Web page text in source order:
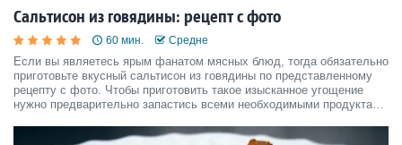
Сальтисон из говядины: рецепт с фото
60 мин. Средне
Если вы являетесь ярым фанатом мясных блюд, тогда обязательно
приготовьте вкусный сальтисон из говядины по представленному
рецепту с фото. Чтобы приготовить такое изысканное угощение
нужно предварительно запастись всеми необходимыми продуктами